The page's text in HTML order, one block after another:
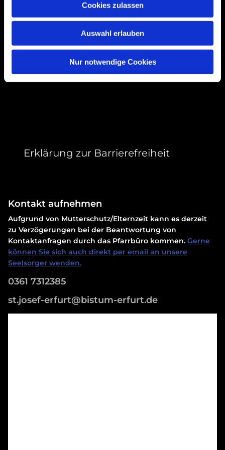
Cookies zulassen
Auswahl erlauben
Nur notwendige Cookies
Bitte akzeptieren Sie Marketing-Cookies,
Accept cookies
Erklärung zur Barrierefreiheit
Kontakt aufnehmen
Aufgrund von Mutterschutz/Elternzeit kann es derzeit
zu Verzögerungen bei der Beantwortung von
Kontaktanfragen durch das Pfarrbüro kommen. Gerne
können Sie sich auch direkt per email an unsere
Seelsorger wenden.
0361 7312385
st.josef-erfurt@bistum-erfurt.de